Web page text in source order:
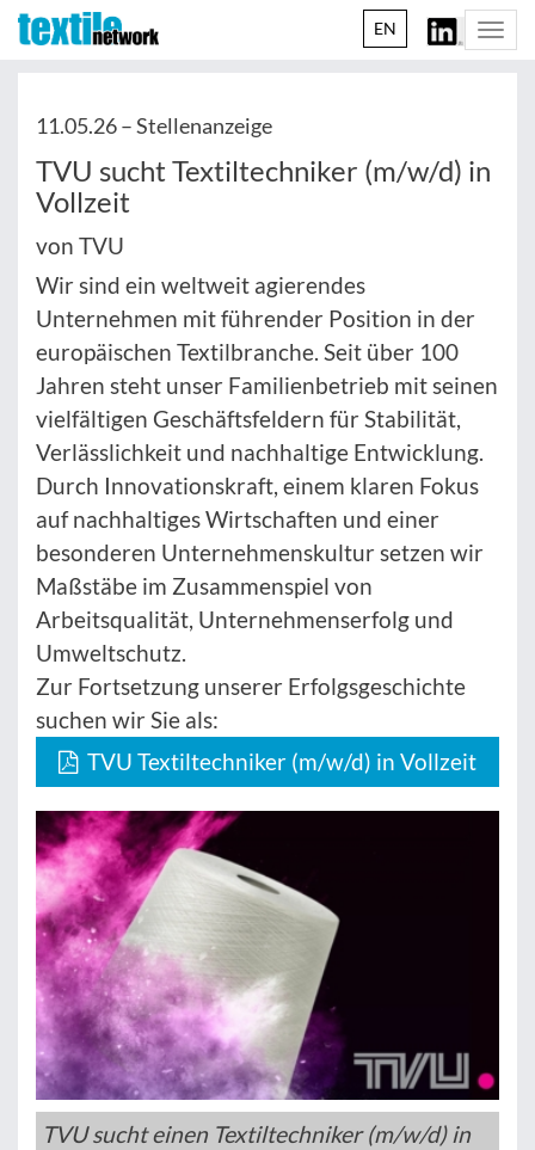
EN
11.05.26 –Stellenanzeige
TVU sucht Textiltechniker (m/w/d) in
Vollzeit
von TVU
Wir sind ein weltweit agierendes
Unternehmen mit führender Position in der
europäischen Textilbranche. Seit über 100
Jahren steht unser Familienbetrieb mit seinen
vielfältigen Geschäftsfeldern für Stabilität,
Verlässlichkeit und nachhaltige Entwicklung.
Durch Innovationskraft, einem klaren Fokus
auf nachhaltiges Wirtschaften und einer
besonderen Unternehmenskultur setzen wir
Maßstäbe im Zusammenspiel von
Arbeitsqualität, Unternehmenserfolg und
Umweltschutz.
Zur Fortsetzung unserer Erfolgsgeschichte
suchen wir Sie als:
TVU Textiltechniker (m/w/d) in Vollzeit
TVU sucht einen Textiltechniker (m/w/d) in